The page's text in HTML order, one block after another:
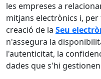
les empreses a
mitjans electrònics i,
creació de la Seu
n'assegura la
l'autenticitat, la
dades que s'hi